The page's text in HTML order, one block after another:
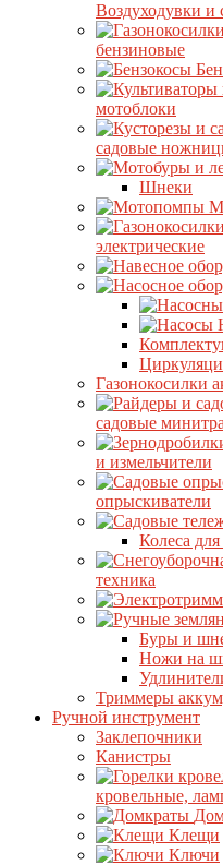
Воздуходувки и
бензиновые
мотоблоки
садовые
Шнеки
электрические
Газонокосилки
садовые
и измельчители
опрыскиватели
Колеса
техника
Буры и
Ножи на
Триммеры
Ручной инструмент
Заклепочники
Канистры
кровельные,
Клещи
Ключи